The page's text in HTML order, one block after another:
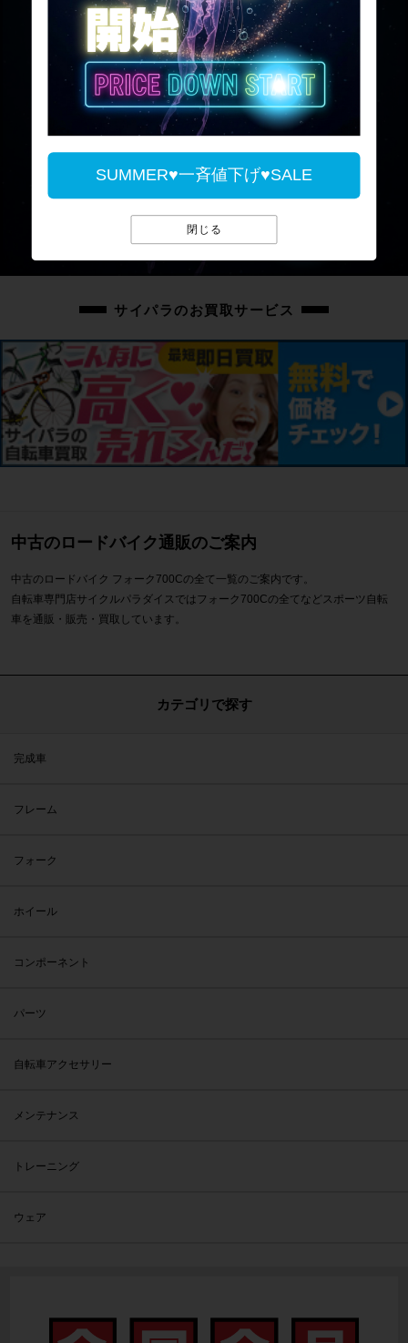
SUMMER♥一斉値下げ♥SALE
閉じる
サイパラのお買取サービス
中古のロードバイク通販のご案内
中古のロードバイク フォーク700Cの全て一覧のご案内です。
自転車専門店サイクルパラダイスではフォーク700Cの全てなどスポーツ自転
車を通販・販売・買取しています。
カテゴリで探す
完成車
フレーム
フォーク
ホイール
コンポーネント
パーツ
自転車アクセサリー
メンテナンス
トレーニング
ウェア